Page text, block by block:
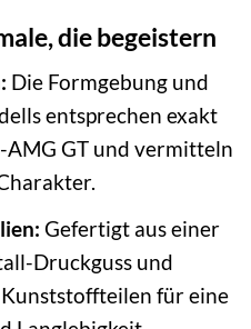
die begeistern
Die Formgebung und
entsprechen exakt
AMG GT und vermitteln
Gefertigt aus einer
Druckguss und
für eine